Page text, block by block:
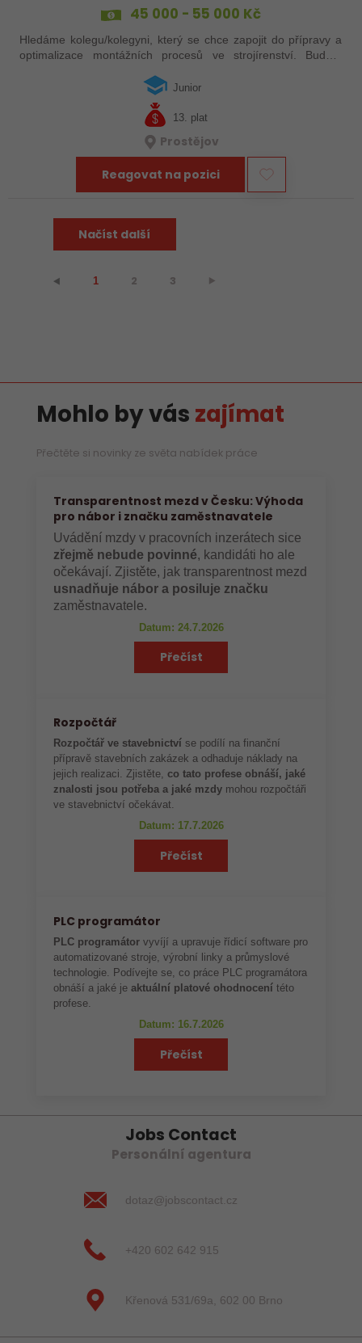
45 000 - 55 000 Kč
Hledáme kolegu/kolegyni, který se chce zapojit do přípravy a
optimalizace montážních procesů ve strojírenství. Budete
výrobě a spolupracovat…
Junior
13. plat
Prostějov
Reagovat na pozici
Načíst další
⯇ 1 2 3 ⯈
Mohlo by vás zajímat
Přečtěte si novinky ze světa nabídek práce
Transparentnost mezd v Česku: Výhoda
pro nábor i značku zaměstnavatele
Uvádění mzdy v pracovních inzerátech sice
zřejmě nebude povinné, kandidáti ho ale
očekávají. Zjistěte, jak transparentnost mezd
usnadňuje nábor a posiluje značku
zaměstnavatele.
Datum: 24.7.2026
Přečíst
Rozpočtář
Rozpočtář ve stavebnictví se podílí na finanční
přípravě stavebních zakázek a odhaduje náklady na
jejich realizaci. Zjistěte,co tato profese obnáší, jaké
znalosti jsou potřeba a jaké mzdy mohou rozpočtáři
ve stavebnictví očekávat.
Datum: 17.7.2026
Přečíst
PLC programátor
PLC programátor vyvíjí a upravuje řídicí software pro
automatizované stroje, výrobní linky a průmyslové
technologie. Podívejte se, co práce PLC programátora
obnáší a jaké je aktuální platové ohodnocení této
profese.
Datum: 16.7.2026
Přečíst
Jobs Contact
Personální agentura
dotaz@jobscontact.cz
+420 602 642 915
Křenová 531/69a, 602 00 Brno